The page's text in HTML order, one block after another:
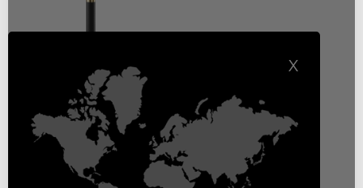
Moon bollard RGBW
Illuminazione paesaggistica
esterna
Bollards
X